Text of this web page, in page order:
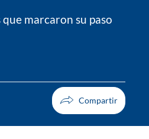
marcaron su paso